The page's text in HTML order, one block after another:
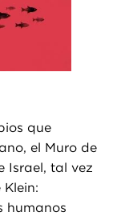
que
el Muro de
Israel, tal vez
humanos